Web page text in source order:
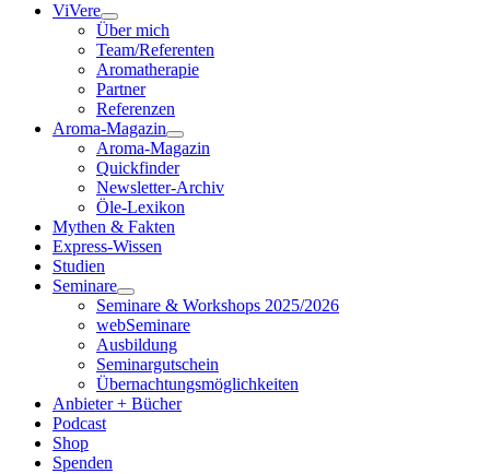
ViVere
Über mich
Team/Referenten
Aromatherapie
Partner
Referenzen
Aroma-Magazin
Aroma-Magazin
Quickfinder
Newsletter-Archiv
Öle-Lexikon
Mythen & Fakten
Express-Wissen
Studien
Seminare
Seminare & Workshops 2025/2026
webSeminare
Ausbildung
Seminargutschein
Übernachtungsmöglichkeiten
Anbieter + Bücher
Podcast
Shop
Spenden